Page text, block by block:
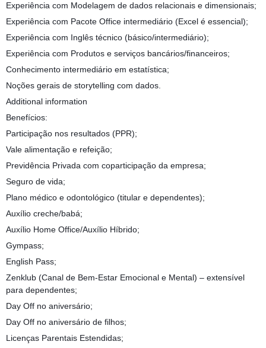
Experiência com Modelagem de dados relacionais e dimensionais;
Experiência com Pacote Office intermediário (Excel é essencial);
Experiência com Inglês técnico (básico/intermediário);
Experiência com Produtos e serviços bancários/financeiros;
Conhecimento intermediário em estatística;
Noções gerais de storytelling com dados.
Additional information
Benefícios:
Participação nos resultados (PPR);
Vale alimentação e refeição;
Previdência Privada com coparticipação da empresa;
Seguro de vida;
Plano médico e odontológico (titular e dependentes);
Auxílio creche/babá;
Auxílio Home Office/Auxílio Híbrido;
Gympass;
English Pass;
Zenklub (Canal de Bem-Estar Emocional e Mental) – extensível
para dependentes;
Day Off no aniversário;
Day Off no aniversário de filhos;
Licenças Parentais Estendidas;